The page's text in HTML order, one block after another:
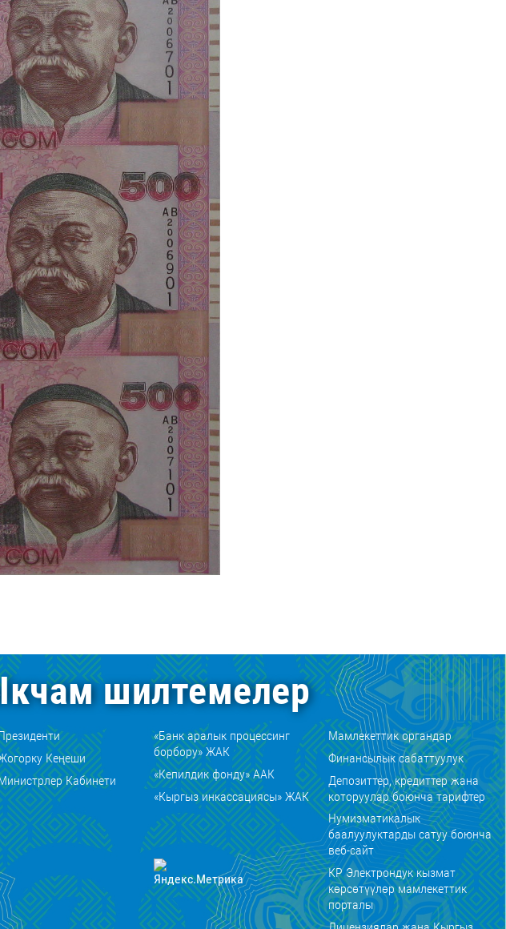
шилтемелер
Кеңеши
Кабинети
«Банк аралык процессинг
борбору» ЖАК
«Кепилдик фонду» ААК
«Кыргыз инкассациясы» ЖАК
Мамлекеттик органдар
Финансылык сабаттуулук
Депозиттер, кредиттер жана
которуулар боюнча тарифтер
Нумизматикалык
баалуулуктарды сатуу боюнча
веб-сайт
КР Электрондук кызмат
көрсөтүүлөр мамлекеттик
порталы